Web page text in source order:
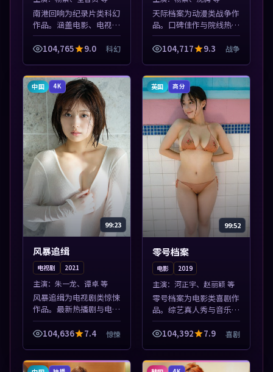
南港回响为纪录片类科幻
作品。涵盖电影、电视剧
与综艺节目，国产精品与
海外佳作并陈，免费在线
凑，值得加入...
104,765 9.0 科幻
天际档案为动漫类战争作
品。口碑佳作与院线热映
精选，高清免费在线资
源，多端适配随时观看。
得加入片单。
104,717 9.3 战争
中国 4K
99:23
风暴追缉
电视剧 2021
主演： 朱一龙、谭卓 等
风暴追缉为电视剧类惊悚
作品。最新热播剧与电影
片单推荐，高清画质流畅
播放，每日更新不错过精
紧凑，值得加...
104,636 7.4 惊悚
英国 高分
99:52
零号档案
电影 2019
主演： 河正宇、赵丽颖 等
零号档案为电影类喜剧作
品。综艺真人秀与音乐现
场收录，亚洲影视平台每
日上新，轻松发现好片。
得加入片单。
104,392 7.9 喜剧